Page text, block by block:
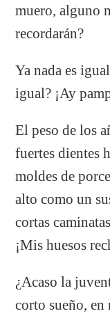
muero, alguno
recordarán?
Ya nada es
igual? ¡Ay
El peso de los
fuertes dientes
moldes de
alto como un
cortas
¡Mis huesos
¿Acaso la
corto sueño, en